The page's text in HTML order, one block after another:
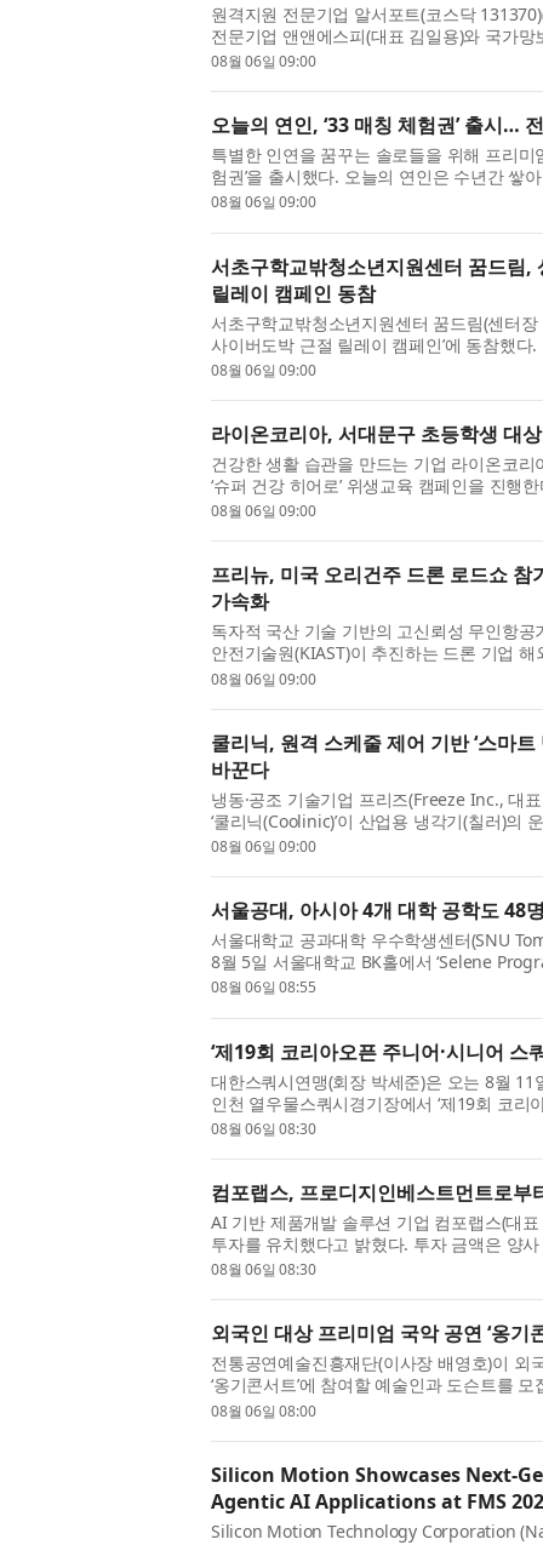
원격지원 전문기업 알서포트(코스닥
전문기업 앤앤에스피(대표 김일용)와 국가
안전한 원격지원 사업모델을 공동 발굴한다
08월 06일 09:00
오늘의 연인, ‘33 매칭 체험권’ 출시…
특별한 인연을 꿈꾸는 솔로들을 위해 프리미
험권’을 출시했다. 오늘의 연인은 수년간 쌓
반으로 개인의 성향, 가치관, 조건 등을 종합
08월 06일 09:00
서초구학교밖청소년지원센터 꿈드림,
릴레이 캠페인 동참
서초구학교밖청소년지원센터 꿈드림(센터
사이버도박 근절 릴레이 캠페인’에 동참했
다음 주자로 지목받아 릴레이에 참여하게 됐
08월 06일 09:00
라이온코리아, 서대문구 초등학생 대
건강한 생활 습관을 만드는 기업 라이온코
‘슈퍼 건강 히어로’ 위생교육 캠페인을 진행
그램은 라이온코리아와 서대문구보건소, 연
08월 06일 09:00
프리뉴, 미국 오리건주 드론 로드쇼
가속화
독자적 국산 기술 기반의 고신뢰성 무인항
안전기술원(KIAST)이 추진하는 드론 기업
(Oregon)주 드론 로드쇼’에 참가해 북미 시
08월 06일 09:00
쿨리닉, 원격 스케줄 제어 기반 ‘스마
바꾼다
냉동·공조 기술기업 프리즈(Freeze Inc., 대
‘쿨리닉(Coolinic)’이 산업용 냉각기(칠러)의
에 따라 원격으로 자동 운전할 수 있는 ‘스마
08월 06일 09:00
서울공대, 아시아 4개 대학 공학도 48
서울대학교 공과대학 우수학생센터(SNU
8월 5일 서울대학교 BK홀에서 ‘Selene
는 서울대학교 학생 24명을 비롯해 홍콩과
08월 06일 08:55
‘제19회 코리아오픈 주니어·시니어 스
대한스쿼시연맹(회장 박세준)은 오는 8월
인천 열우물스쿼시경기장에서 ‘제19회 코리
개최한다. 이번 대회의 시니어 부문은 8월
08월 06일 08:30
컴포랩스, 프로디지인베스트먼트로부
AI 기반 제품개발 솔루션 기업 컴포랩스(대
투자를 유치했다고 밝혔다. 투자 금액은 양
컴포랩스는 인체 데이터 제공 솔루션 ‘사이
08월 06일 08:30
외국인 대상 프리미엄 국악 공연 ‘옹기
전통공연예술진흥재단(이사장 배영호)이
‘옹기콘서트’에 참여할 예술인과 도슨트를
에서 열리는 외국인 대상 해설이 있는 국악
08월 06일 08:00
Silicon Motion Showcases Next-
Agentic AI Applications at FMS
Silicon Motion Technology Corporation